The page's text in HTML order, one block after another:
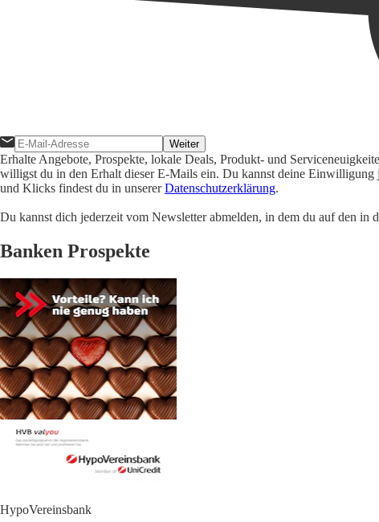
Weiter
Erhalte Angebote, Prospekte, lokale Deals, Produkt- und
willigst du in den Erhalt dieser E-Mails ein. Du kannst deine
und Klicks findest du in unsererDatenschutzerklärung.
Du kannst dich jederzeit vom Newsletter abmelden, in dem du auf den
Banken Prospekte
HypoVereinsbank